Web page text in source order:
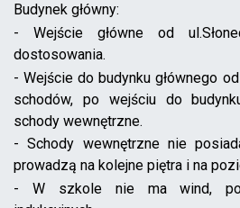
Budynek główny:
- Wejście główne od
dostosowania.
- Wejście do budynku głównego
schodów, po wejściu do
schody wewnętrzne.
- Schody wewnętrzne nie
prowadzą na kolejne piętra i na
- W szkole nie ma wind,